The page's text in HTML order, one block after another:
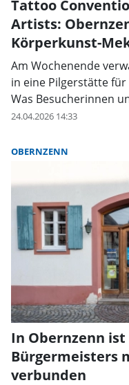
Tattoo
Artists:
Körperkunst-
Am Wochenende
in eine Pilgerstätte
Was Besucherinnen
24.04.2026 14:33
OBERNZENN
In Obernzenn
Bürgermeisters
verbunden